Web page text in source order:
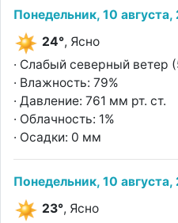
Понедельник, 10
24°, Ясно
· Слабый северный ветер
· Влажность: 79%
· Давление: 761 мм рт. ст.
· Облачность: 1%
· Осадки: 0 мм
Понедельник, 10
23°, Ясно